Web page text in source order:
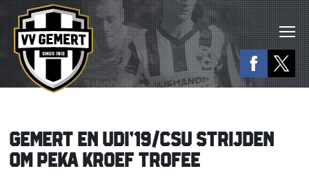
GEMERT EN UDI’19/CSU STRIJDEN
OM PEKA KROEF TROFEE